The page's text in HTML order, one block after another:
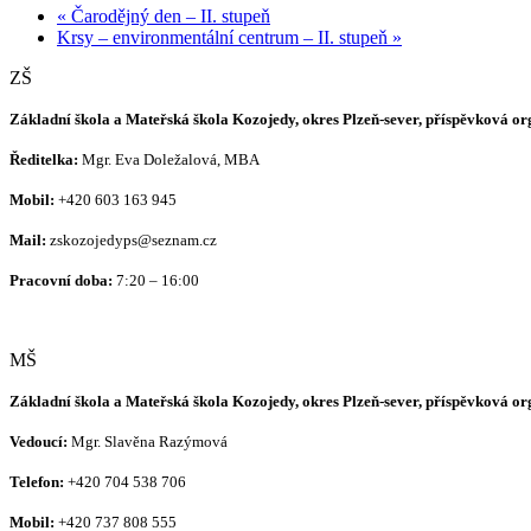
« Čarodějný den – II. stupeň
Krsy – environmentální centrum – II. stupeň »
ZŠ
Základní škola a Mateřská škola Kozojedy, okres Plzeň-sever, příspěvková
Ředitelka: Mgr. Eva Doležalová, MBA
Mobil: +420 603 163 945
Mail: zskozojedyps@seznam.cz
Pracovní doba: 7:20 – 16:00
MŠ
Základní škola a Mateřská škola Kozojedy, okres Plzeň-sever, příspěvková
Vedoucí: Mgr. Slavěna Razýmová
Telefon: +420 704 538 706
Mobil: +420 737 808 555